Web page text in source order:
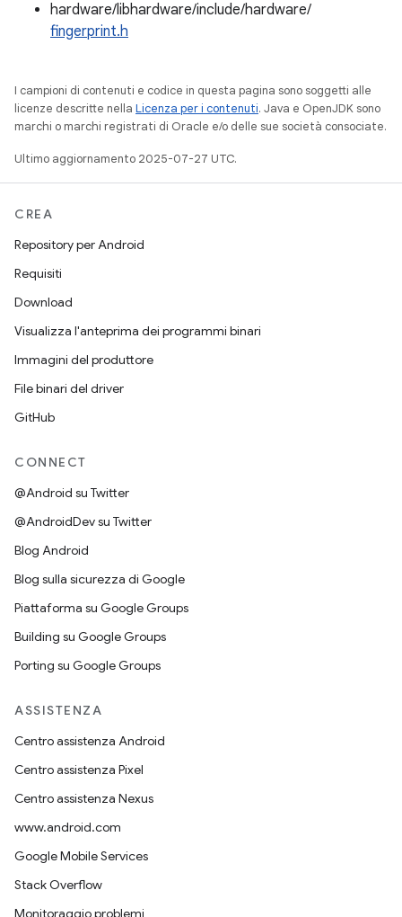
hardware/libhardware/include/hardware/
fingerprint.h
I campioni di contenuti e codice in questa pagina sono soggetti alle
licenze descritte nella Licenza per i contenuti. Java e OpenJDK sono
marchi o marchi registrati di Oracle e/o delle sue società consociate.
Ultimo aggiornamento 2025-07-27 UTC.
CREA
Repository per Android
Requisiti
Download
Visualizza l'anteprima dei programmi binari
Immagini del produttore
File binari del driver
GitHub
CONNECT
@Android su Twitter
@AndroidDev su Twitter
Blog Android
Blog sulla sicurezza di Google
Piattaforma su Google Groups
Building su Google Groups
Porting su Google Groups
ASSISTENZA
Centro assistenza Android
Centro assistenza Pixel
Centro assistenza Nexus
www.android.com
Google Mobile Services
Stack Overflow
Monitoraggio problemi